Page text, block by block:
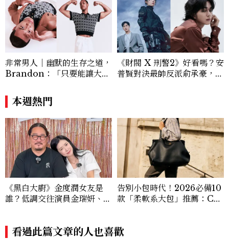
非常男人｜幽默的生存之道，
Brandon：「只要能讓大家
讓敵人成為朋友。」
《財閥 X 刑警2》好看嗎？安
普賢對決最帥反派俞承豪，鄭
本週熱門
《黑白大廚》金度潤女友是
誰？低調交往演員金瑞妍、曾
告別小包時代！2026必備10
款「柔軟系大包」推薦：Ch
看過此篇文章的人也喜歡